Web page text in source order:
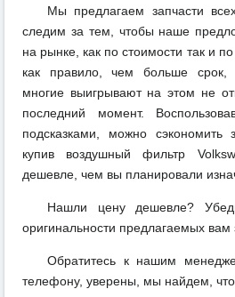
Мы предлагаем запчасти
следим за тем, чтобы наше
на рынке, как по стоимости так и
как правило, чем больше срок,
многие выигрывают на этом не
последний момент.
подсказками, можно сэкономить
купив воздушный фильтр
дешевле, чем вы планировали
Нашли цену дешевле?
оригинальности предлагаемых вам
Обратитесь к нашим
телефону, уверены, мы найдем,